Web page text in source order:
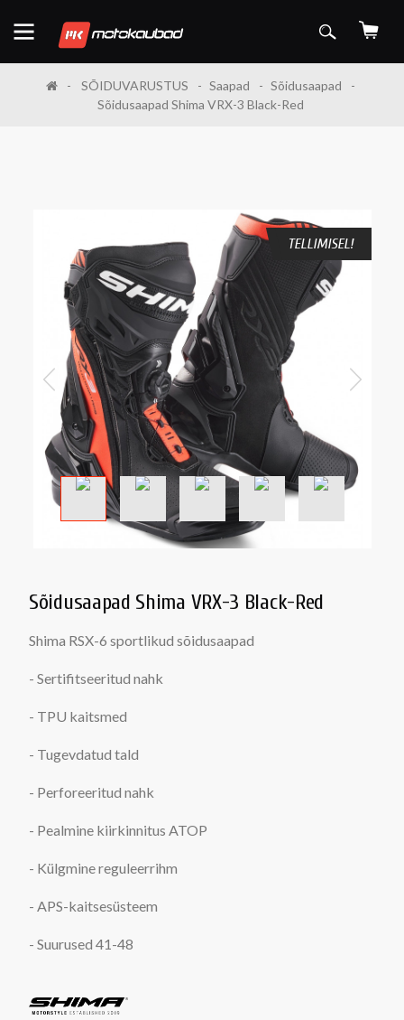
SÕIDUVARUSTUS Saapad
Sõidusaapad
Sõidusaapad Shima VRX-3 Black-Red
TELLIMISEL!
Sõidusaapad Shima VRX-3 Black-Red
Shima RSX-6 sportlikud sõidusaapad
- Sertifitseeritud nahk
- TPU kaitsmed
- Tugevdatud tald
- Perforeeritud nahk
- Pealmine kiirkinnitus ATOP
- Külgmine reguleerrihm
- APS-kaitsesüsteem
- Suurused 41-48